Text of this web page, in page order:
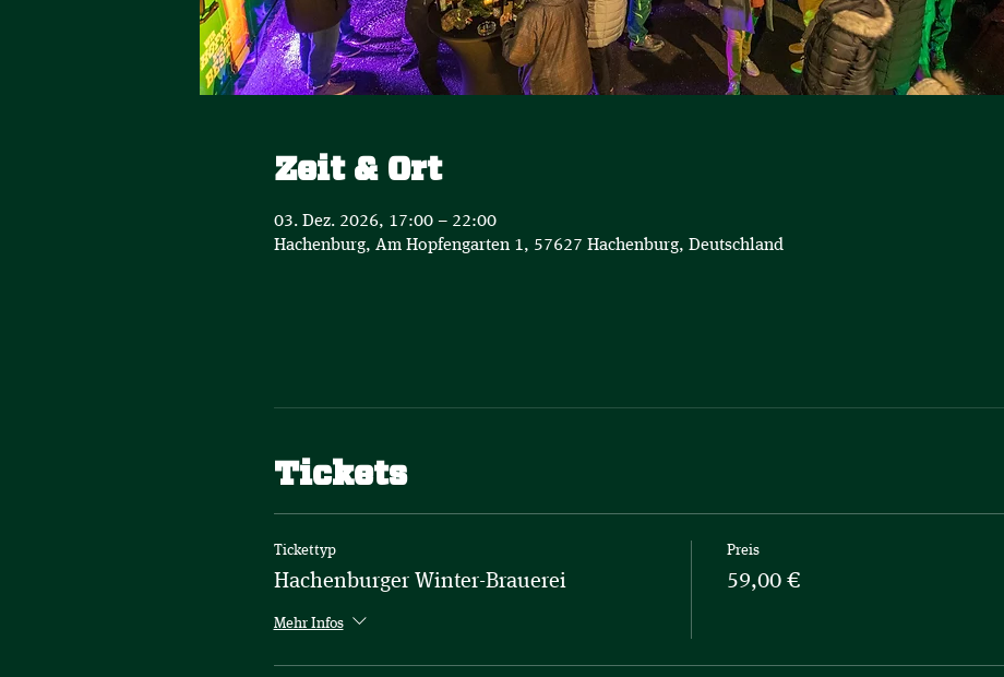
Zeit & Ort
03. Dez. 2026, 17:00 – 22:00
Hachenburg, Am Hopfengarten 1, 57627 Hachenburg, Deutschland
Tickets
Tickettyp
Hachenburger Winter-Brauerei
Mehr Infos
Preis
59,00 €